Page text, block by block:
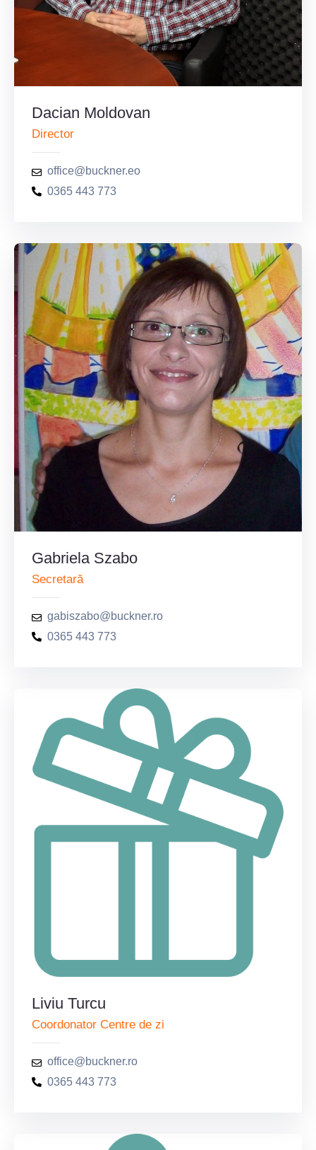
Dacian Moldovan
Director
office@buckner.eo
0365 443 773
Gabriela Szabo
Secretară
gabiszabo@buckner.ro
0365 443 773
Liviu Turcu
Coordonator Centre de zi
office@buckner.ro
0365 443 773